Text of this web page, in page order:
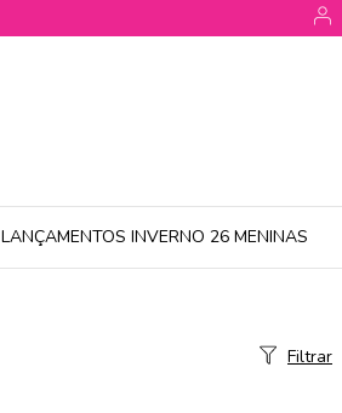
LANÇAMENTOS INVERNO 26 MENINAS
Filtrar